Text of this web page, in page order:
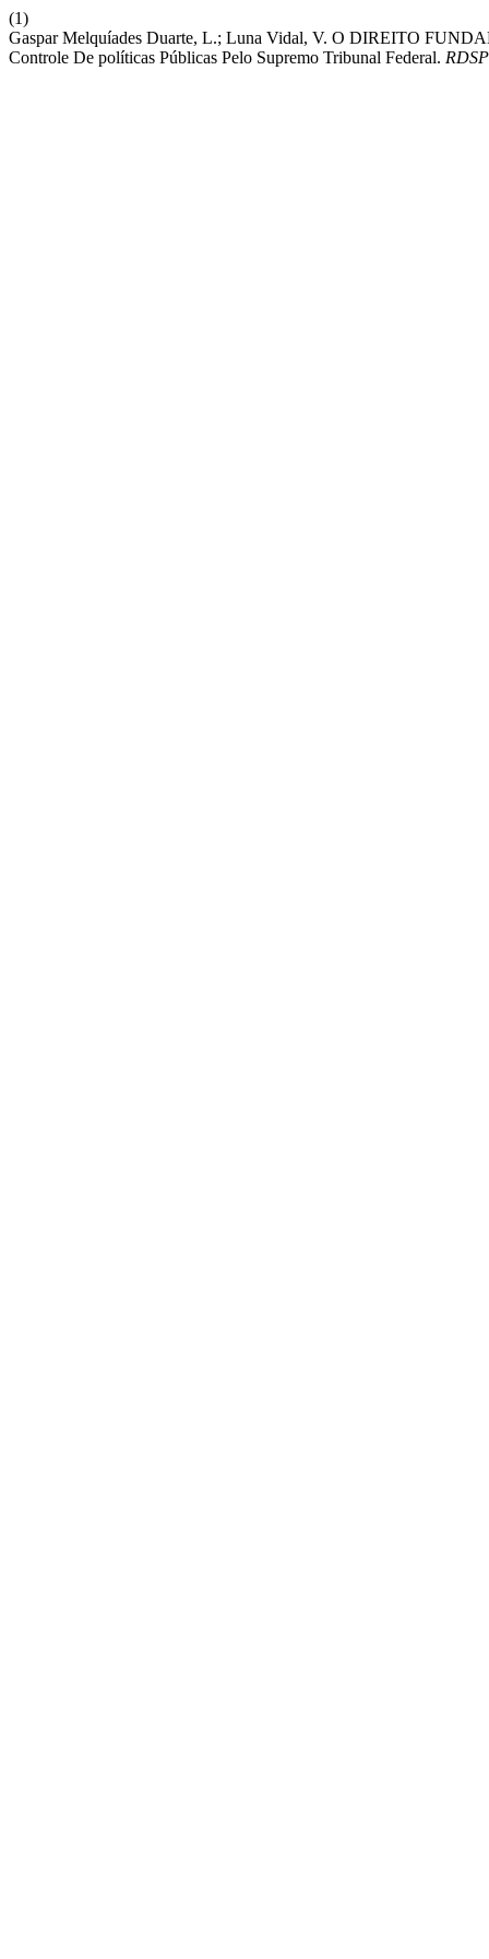
(1)
Gaspar Melquíades Duarte, L.; Luna Vidal, V. O DIREITO
Controle De políticas Públicas Pelo Supremo Tribunal Federal. RDSP